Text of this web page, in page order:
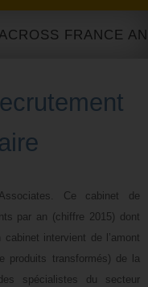
FRANCE
Ce cabinet de
par an (chiffre 2015) dont
intervient de l’amont
produits transformés) de la
spécialistes du secteur